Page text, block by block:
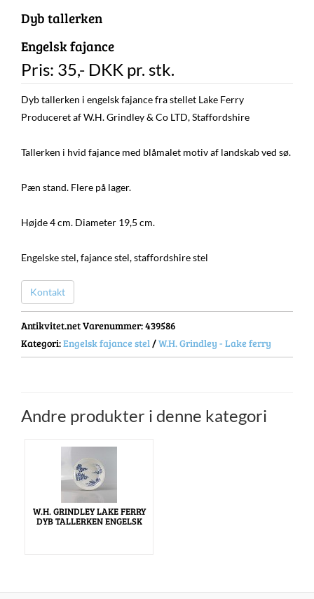
Dyb tallerken
Engelsk fajance
Pris: 35,- DKK pr. stk.
Dyb tallerken i engelsk fajance fra stellet Lake Ferry
Produceret af W.H. Grindley & Co LTD, Staffordshire
Tallerken i hvid fajance med blåmalet motiv af landskab ved sø.
Pæn stand. Flere på lager.
Højde 4 cm. Diameter 19,5 cm.
Engelske stel, fajance stel, staffordshire stel
Kontakt
Antikvitet.net Varenummer: 439586
Kategori:Engelsk fajance stel /W.H. Grindley - Lake ferry
Andre produkter i denne kategori
W.H. GRINDLEY LAKE FERRY
DYB TALLERKEN ENGELSK